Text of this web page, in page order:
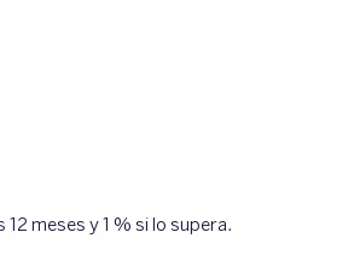
meses y 1 % si lo supera.